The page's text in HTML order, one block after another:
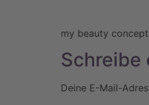
my beauty
Schreibe
Deine E-Mail-